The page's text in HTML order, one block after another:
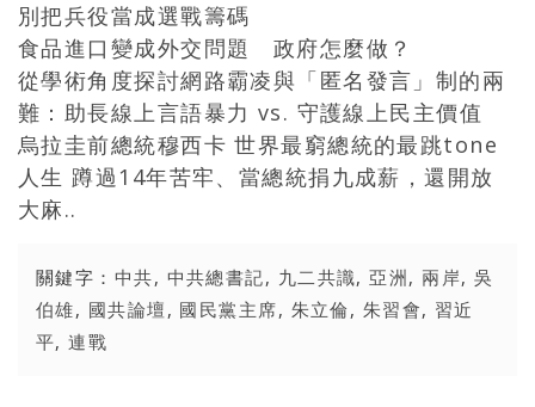
別把兵役當成選戰籌碼
食品進口變成外交問題 政府怎麼做？
從學術角度探討網路霸凌與「匿名發言」制的兩
難：助長線上言語暴力 vs. 守護線上民主價值
烏拉圭前總統穆西卡 世界最窮總統的最跳tone
人生 蹲過14年苦牢、當總統捐九成薪，還開放
大麻..
關鍵字： 中共, 中共總書記, 九二共識,亞洲, 兩岸, 吳
伯雄, 國共論壇 , 國民黨主席, 朱立倫, 朱習會, 習近
平,連戰